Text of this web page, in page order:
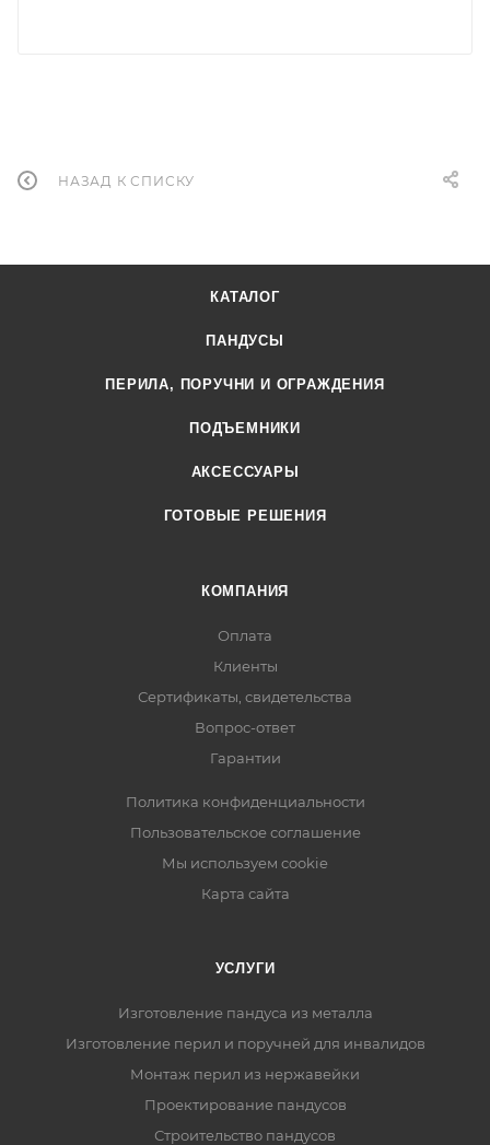
НАЗАД К СПИСКУ
КАТАЛОГ
ПАНДУСЫ
ПЕРИЛА, ПОРУЧНИ И ОГРАЖДЕНИЯ
ПОДЪЕМНИКИ
АКСЕССУАРЫ
ГОТОВЫЕ РЕШЕНИЯ
КОМПАНИЯ
Оплата
Клиенты
Сертификаты, свидетельства
Вопрос-ответ
Гарантии
Политика конфиденциальности
Пользовательское соглашение
Мы используем cookie
Карта сайта
УСЛУГИ
Изготовление пандуса из металла
Изготовление перил и поручней для инвалидов
Монтаж перил из нержавейки
Проектирование пандусов
Строительство пандусов